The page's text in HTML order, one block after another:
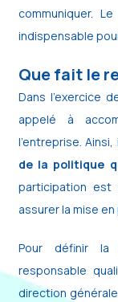
communiquer.
indispensable
Que fait le
Dans l’exercice
appelé à
l’entreprise.
de la politique
participation
assurer la mise
Pour définir la
responsable
direction